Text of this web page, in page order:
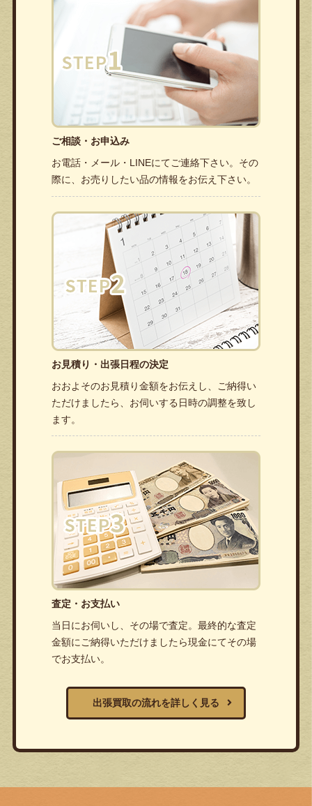
ご相談・お申込み
お電話・メール・LINEにてご連絡下さい。その
際に、お売りしたい品の情報をお伝え下さい。
お見積り・出張日程の決定
おおよそのお見積り金額をお伝えし、ご納得い
ただけましたら、お伺いする日時の調整を致し
ます。
査定・お支払い
当日にお伺いし、その場で査定。最終的な査定
金額にご納得いただけましたら現金にてその場
でお支払い。
出張買取の流れを詳しく見る